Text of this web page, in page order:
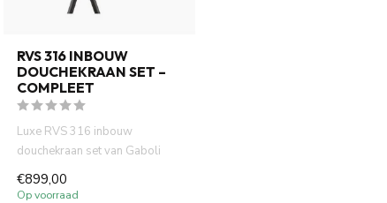
RVS 316 INBOUW
DOUCHEKRAAN SET –
COMPLEET
Luxe RVS 316 inbouw
douchekraan set van Gaboli
douchekop....
€899,00
Op voorraad